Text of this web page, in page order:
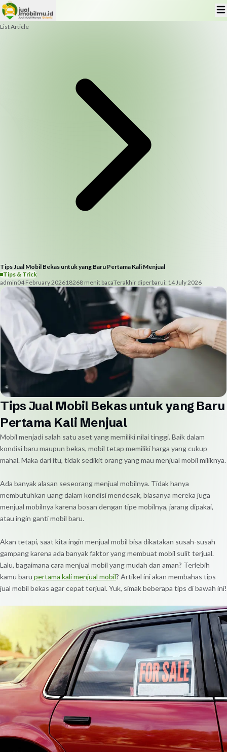
List Article
Tips Jual Mobil Bekas untuk yang Baru Pertama Kali Menjual
Tips & Trick
admin04 February 202618268 menit bacaTerakhir diperbarui: 14 July 2026
Tips Jual Mobil Bekas untuk yang Baru
Pertama Kali Menjual
Mobil menjadi salah satu aset yang memiliki nilai tinggi. Baik dalam
kondisi baru maupun bekas, mobil tetap memiliki harga yang cukup
mahal. Maka dari itu, tidak sedikit orang yang mau menjual mobil miliknya.
Ada banyak alasan seseorang menjual mobilnya. Tidak hanya
membutuhkan uang dalam kondisi mendesak, biasanya mereka juga
menjual mobilnya karena bosan dengan tipe mobilnya, jarang dipakai,
atau ingin ganti mobil baru.
Akan tetapi, saat kita ingin menjual mobil bisa dikatakan susah-susah
gampang karena ada banyak faktor yang membuat mobil sulit terjual.
Lalu, bagaimana cara menjual mobil yang mudah dan aman? Terlebih
kamu baru pertama kali menjual mobil? Artikel ini akan membahas tips
jual mobil bekas agar cepat terjual. Yuk, simak beberapa tips di bawah ini!